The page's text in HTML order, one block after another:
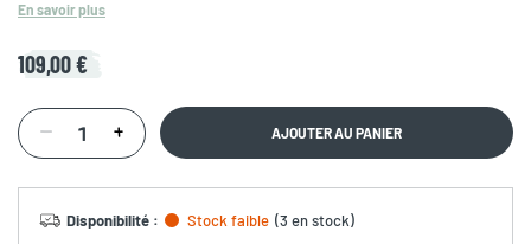
En savoir plus
109,00 €
AJOUTER AU PANIER
Disponibilité : Stock faible (3 en stock)